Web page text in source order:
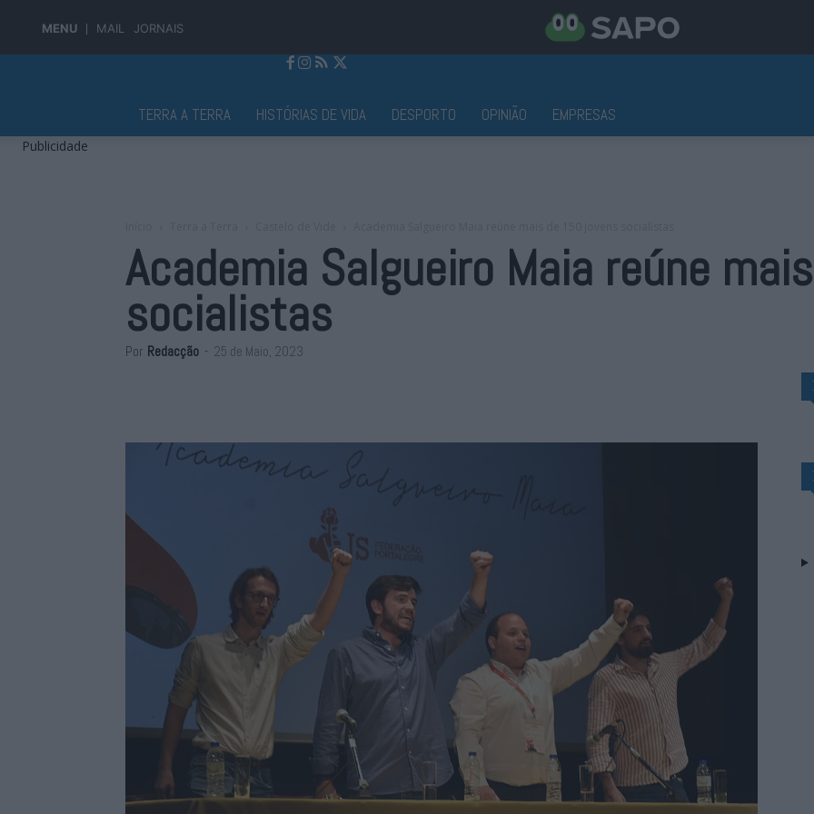
MENU MAIL JORNAIS
TERRA A TERRA HISTÓRIAS DE VIDA DESPORTO OPINIÃO EMPRESAS
Publicidade
Academia Salgueiro Maia reúne
socialistas
Por Redacção - 25 de Maio, 2023